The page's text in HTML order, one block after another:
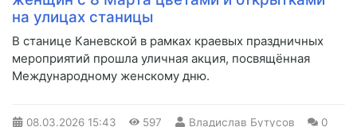
на улицах станицы
В станице Каневской в рамках краевых праздничных
мероприятий прошла уличная акция, посвящённая
Международному женскому дню.
08.03.2026 15:43 597 Владислав Бутусов 0